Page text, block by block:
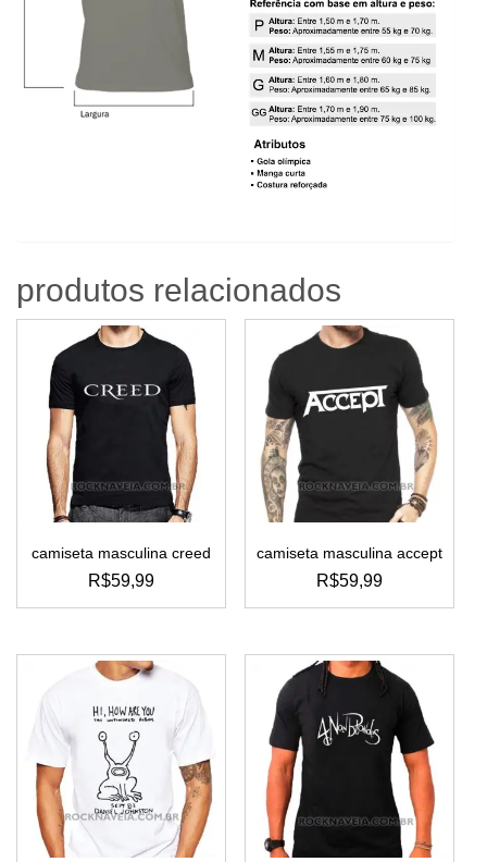
produtos relacionados
camiseta masculina creed
R$59,99
este
tem
várias
as
opções
podem
ser
escolhidas
página
camiseta masculina accept
R$59,99
este
tem
várias
variantes.
as
opções
podem
escolhidas
na